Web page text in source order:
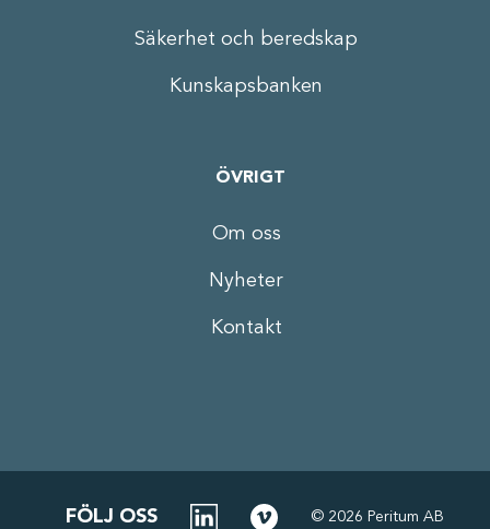
Säkerhet och beredskap
Kunskapsbanken
ÖVRIGT
Om oss
Nyheter
Kontakt
FÖLJ OSS © 2026 Peritum AB